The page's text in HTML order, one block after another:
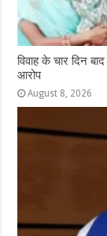
विवाह के चार दिन
आरोप
August 8, 2026